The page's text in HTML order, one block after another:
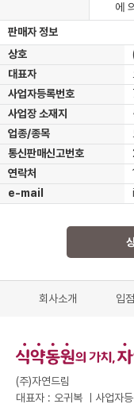
에
판매자 정보
상호
대표자
사업자등록번호
사업장 소재지
업종/종목
통신판매신고번호
연락처
e-mail
회사소개 입
(주)자연드림
대표자 : 오귀복 ㅣ 사업자